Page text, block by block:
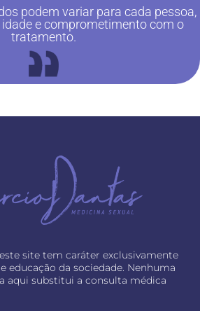
podem variar para cada pessoa,
idade e comprometimento com o
tratamento.
site tem caráter exclusivamente
educação da sociedade. Nenhuma
aqui substitui a consulta médica